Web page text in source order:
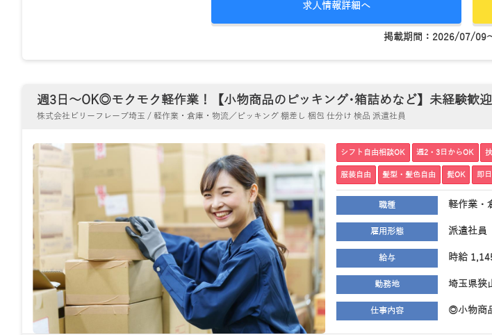
求人情報詳細へ
掲載期間：2026/07/09
週3日～OK◎モクモク軽作業！【小物商品のピッキング･箱詰めなど】未経験
株式会社ビリーフレーブ埼玉 / 軽作業・倉庫・物流／ピッキング 棚差し 梱包 仕分け 検品 派遣社員
シフト自由相談OK 週2・3日からOK
服装自由 髪型・髪色自由 髭OK 即
職種 軽作業・
雇用形態 派遣社員
給与 時給
勤務地 埼玉県
仕事内容 ◎小物商